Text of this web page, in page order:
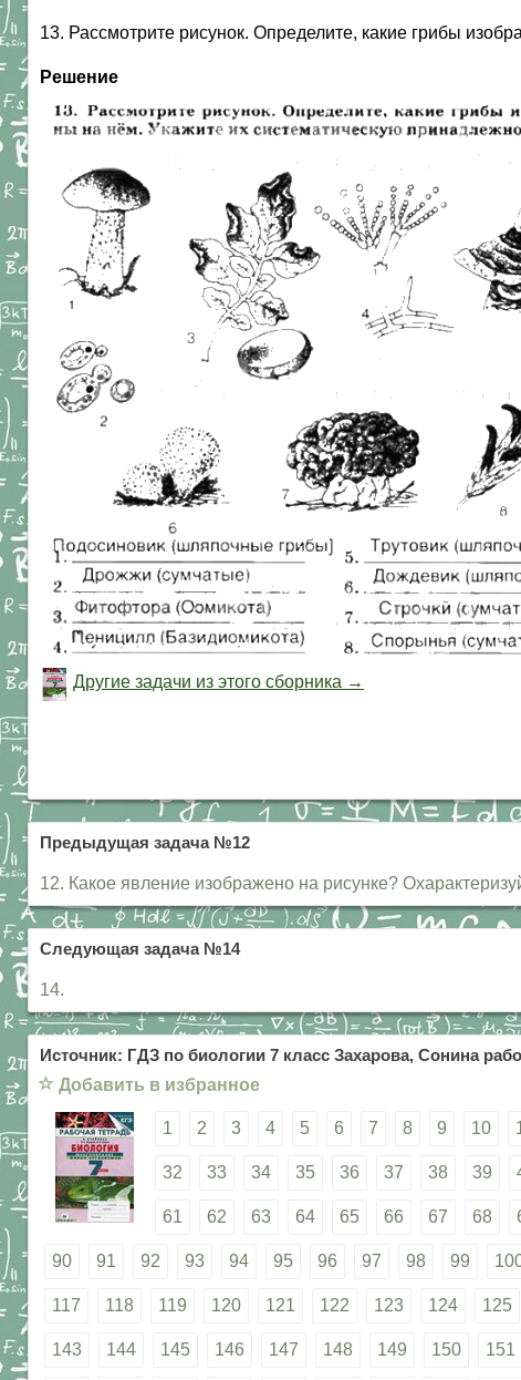
13. Рассмотрите рисунок. Определите, какие грибы
Решение
Другие задачи из этого сборника →
Предыдущая задача №12
12. Какое явление изображено на рисунке?
Следующая задача №14
14.
Источник: ГДЗ по биологии 7 класс Захарова, Сонина
☆ Добавить в избранное
1 2 3 4 5 6 7 8 9 10
32 33 34 35 36 37 38 39
61 62 63 64 65 66 67 68
90 91 92 93 94 95 96 97 98 99
117 118 119 120 121 122 123 124 125
143 144 145 146 147 148 149 150 151